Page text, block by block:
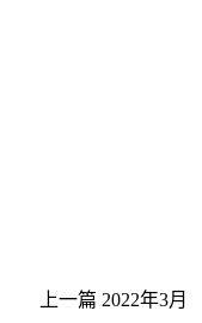
上一篇 2022年3月